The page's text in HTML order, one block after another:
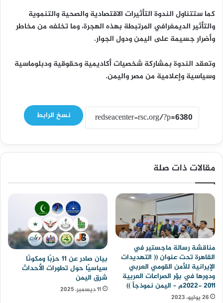
كما ستتناول الندوة التأثيرات الاقتصادية والصحية والتنموية
والتأثير الديمغرافي المرتبطة بهذه الهجرة، وما تخلفه من مخاطر
وأضرار جسيمة على اليمن ودول الجوار.
وتعقد الندوة بمشاركة شخصيات أكاديمية وحقوقية ودبلوماسية
وسياسية وإعلامية من مصر واليمن.
نسخ الرابط
مقالات ذات صلة
مناقشة رسالة ماجستير في
القاهرة تحت عنوان (( التهديدات
الإيرانية للأمن القومي العربي
ودورها في بؤر الصراعات العربية
٢٠١١ -٢٠٢٢م – اليمن نموذجاً ))
26 يوليو، 2023
بيان صادر عن 11 حزبًا ومكونًا
سياسيًا حول تطورات الأحداث
شرق اليمن
11 ديسمبر، 2025